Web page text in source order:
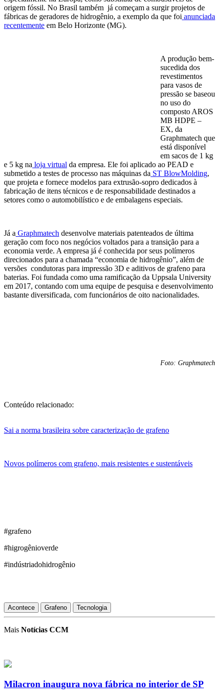
origem fóssil. No Brasil também já começam a surgir projetos de
fábricas de geradores de hidrogênio, a exemplo da que foi anunciada
recentemente em Belo Horizonte (MG).
A produção bem-
sucedida dos
revestimentos
para vasos de
pressão se baseou
no uso do
composto AROS
MB HDPE –
EX, da
Graphmatech que
está disponível
em sacos de 1 kg
e 5 kg na loja virtual da empresa. Ele foi aplicado ao PEAD e
submetido a testes de processo nas máquinas da ST BlowMolding,
que projeta e fornece modelos para extrusão-sopro dedicados à
fabricação de itens técnicos e de responsabilidade destinados a
setores como o automobilístico e de embalagens especiais.
Já a Graphmatech desenvolve materiais patenteados de última
geração com foco nos negócios voltados para a transição para a
economia verde. A empresa já é conhecida por seus polímeros
direcionados para a chamada “economia de hidrogênio”, além de
versões condutoras para impressão 3D e aditivos de grafeno para
baterias. Foi fundada como uma ramificação da Uppsala University
em 2017, contando com uma equipe de pesquisa e desenvolvimento
bastante diversificada, com funcionários de oito nacionalidades.
Foto: Graphmatech
Conteúdo relacionado:
Sai a norma brasileira sobre caracterização de grafeno
Novos polímeros com grafeno, mais resistentes e sustentáveis
#grafeno
#higrogênioverde
#indústriadohidrogênio
Acontece Grafeno Tecnologia
Mais Notícias CCM
Milacron inaugura nova fábrica no interior de SP